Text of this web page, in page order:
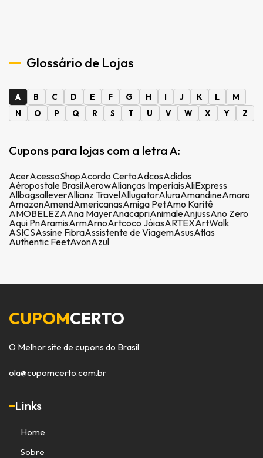
Glossário de Lojas
A B C D E F G H I J K L
M
N
O P Q R S T U V W X Y Z
Cupons para lojas com a letra A:
AcerAcessoShopAcordo CertoAdcosAdidas
Aéropostale BrasilAerowAlianças ImperiaisAliExpress
AllbagsalleverAllianz TravelAllugatorAluraAmandineAmaro
AmazonAmendAmericanasAmiga PetAmo Karitê
AMOBELEZAAna MayerAnacapriAnimaleAnjussAno Zero
Aqui PnAramisArmArnoArtcoco JóiasARTEXArtWalk
ASICSAssine FibraAssistente de ViagemAsusAtlas
Authentic FeetAvonAzul
CUPOMCERTO
O Melhor site de cupons do Brasil
ola@cupomcerto.com.br
Links
Home
Sobre